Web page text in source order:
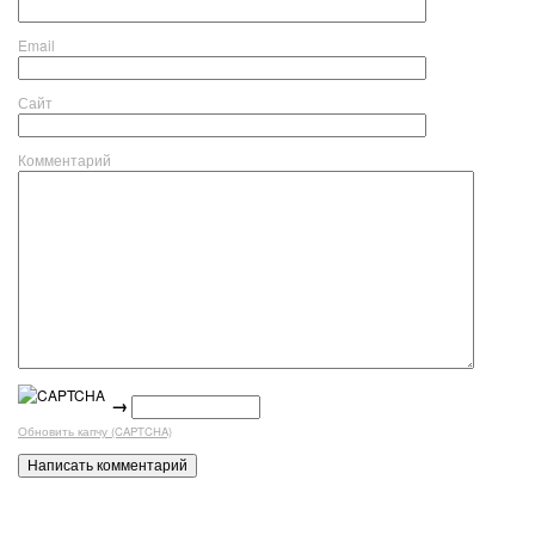
Email
Сайт
Комментарий
→
Обновить капчу (CAPTCHA)